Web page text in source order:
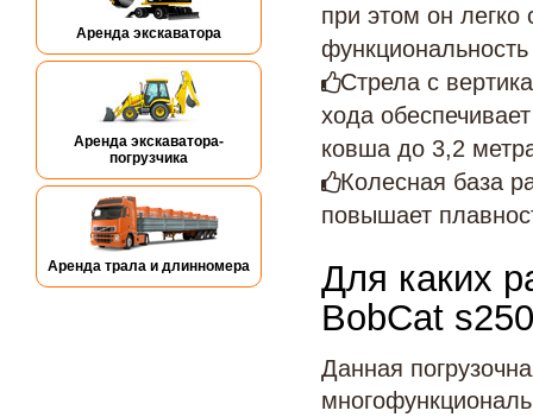
Аренда экскаватора
Аренда экскаватора-
погрузчика
Аренда трала и длинномера
при этом он легко
Стрела с
хода
ковша до 3,2
Колесная база
повышает
Для каких
BobCat
Данная